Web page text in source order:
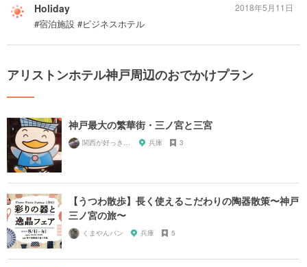
Holiday
#宿泊施設 #ビジネスホテル
2018年5月11日
アリストンホテル神戸周辺のおでかけプラン
神戸最大の繁華街・三ノ宮と三宮
兵庫 3
【うつわ散歩】長く使えるこだわりの陶器散策〜神戸
三ノ宮の旅〜
くまやんパン 兵庫 5